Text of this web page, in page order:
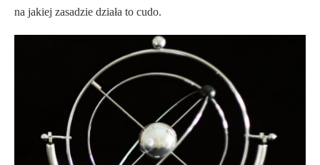
na jakiej zasadzie działa to cudo.